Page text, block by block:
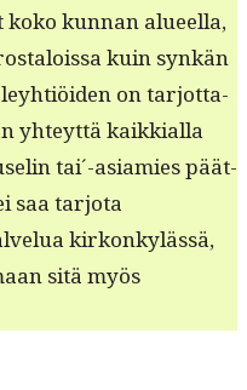
koko kun­nan alueel­la,
kuin synkän
on tar­jot­ta­
yhteyt­tä kaikkial­la
tai´-asiamies päät­
saa tar­jo­ta
kirkonkylässä,
sitä myös